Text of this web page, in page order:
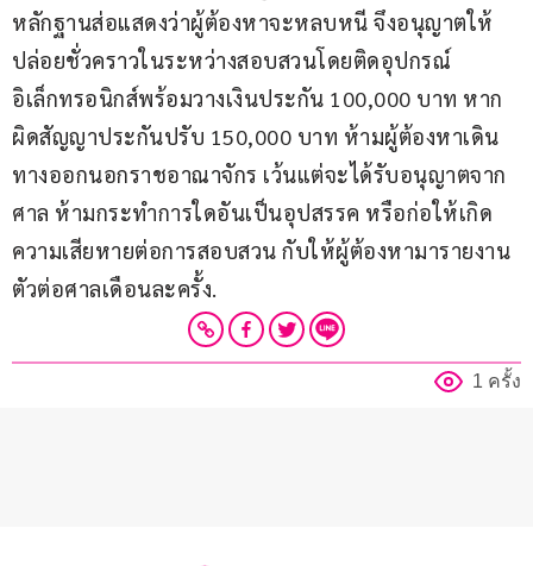
หลักฐานส่อแสดงว่าผู้ต้องหาจะหลบหนี จึงอนุญาตให้
ปล่อยชั่วคราวในระหว่างสอบสวนโดยติดอุปกรณ์
อิเล็กทรอนิกส์พร้อมวางเงินประกัน 100,000 บาท หาก
ผิดสัญญาประกันปรับ 150,000 บาท ห้ามผู้ต้องหาเดิน
ทางออกนอกราชอาณาจักร เว้นแต่จะได้รับอนุญาตจาก
ศาล ห้ามกระทำการใดอันเป็นอุปสรรค หรือก่อให้เกิด
ความเสียหายต่อการสอบสวน กับให้ผู้ต้องหามารายงาน
ตัวต่อศาลเดือนละครั้ง.
1 ครั้ง